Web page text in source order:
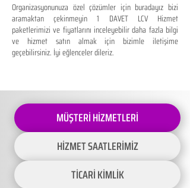
Organizasyonunuza özel çözümler için buradayız bizi
aramaktan çekinmeyin 1 DAVET LCV Hizmet
paketlerimizi ve fiyatlarını inceleyebilir daha fazla bilgi
ve hizmet satın almak için bizimle iletişime
geçebilirsiniz. İyi eğlenceler dileriz.
MÜŞTERİ HİZMETLERİ
HİZMET SAATLERİMİZ
TİCARİ KİMLİK